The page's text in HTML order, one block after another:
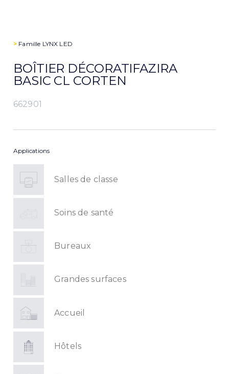
> Famille LYNX LED
BOÎTIER DÉCORATIFAZIRA
BASIC CL CORTEN
662901
Applications
Salles de classe
Soins de santé
Bureaux
Grandes surfaces
Accueil
Hôtels